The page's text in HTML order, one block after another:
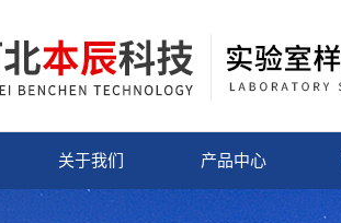
关于我们 产品中心